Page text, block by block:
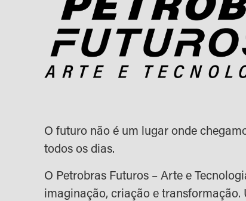
O futuro não é um lugar onde
todos os dias.
O Petrobras Futuros – Arte e
imaginação, criação e transformação.